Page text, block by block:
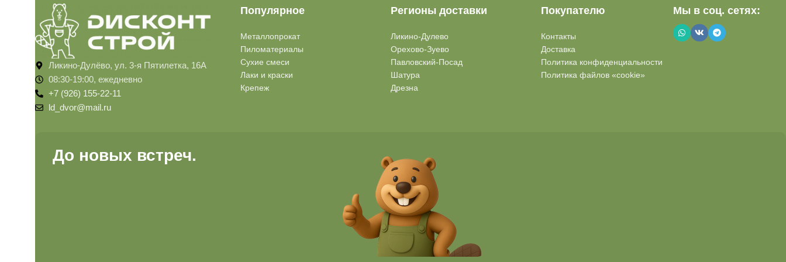
Ликино-Дулёво, ул. 3-я Пятилетка, 16А
08:30-19:00, ежедневно
+7 (926) 155-22-11
ld_dvor@mail.ru
Популярное
Металлопрокат
Пиломатериалы
Сухие смеси
Лаки и краски
Крепеж
Регионы доставки
Ликино-Дулево
Орехово-Зуево
Павловский-Посад
Шатура
Дрезна
Покупателю
Контакты
Доставка
Политика конфиденциальности
Политика файлов «cookie»
Мы в соц. сетях:
До новых встреч.